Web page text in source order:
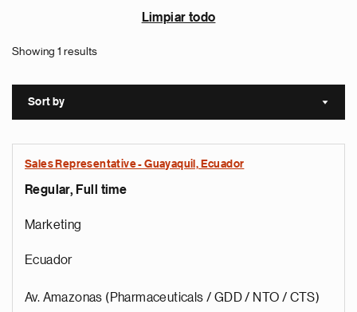
Limpiar todo
Showing 1 results
Sort by Sort
Sales Representative - Guayaquil, Ecuador
Regular, Full time
Marketing
Ecuador
Av. Amazonas (Pharmaceuticals / GDD / NTO / CTS)